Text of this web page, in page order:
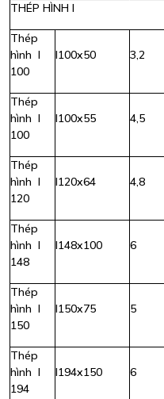
THÉP HÌNH I
Thép
hình I
100
I100x50 3,2
Thép
hình I
100
I100x55 4,5
Thép
hình I
120
I120x64 4,8
Thép
hình I
148
I148x100 6
Thép
hình I
150
I150x75 5
Thép
hình I
194
I194x150 6